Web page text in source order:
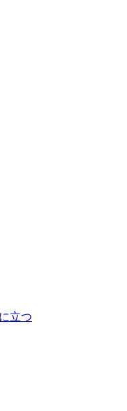
立つ